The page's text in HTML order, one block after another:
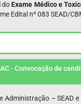
do Exame Médico e
Edital nº 083 SEAD/
Administração – SEAD
- Convocação de